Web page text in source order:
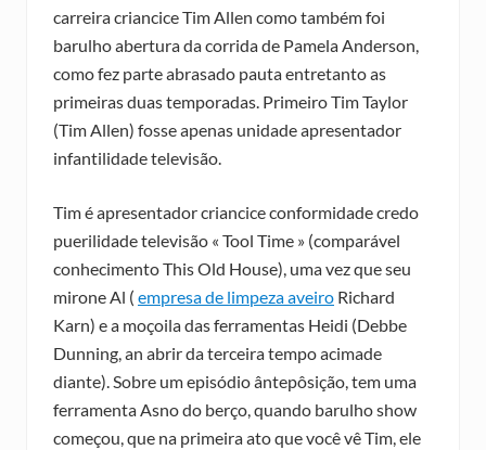
carreira criancice Tim Allen como também foi
barulho abertura da corrida de Pamela Anderson,
como fez parte abrasado pauta entretanto as
primeiras duas temporadas. Primeiro Tim Taylor
(Tim Allen) fosse apenas unidade apresentador
infantilidade televisão.
Tim é apresentador criancice conformidade credo
puerilidade televisão « Tool Time » (comparável
conhecimento This Old House), uma vez que seu
mirone Al ( empresa de limpeza aveiro Richard
Karn) e a moçoila das ferramentas Heidi (Debbe
Dunning, an abrir da terceira tempo acimade
diante). Sobre um episódio ântepôsição, tem uma
ferramenta Asno do berço, quando barulho show
começou, que na primeira ato que você vê Tim, ele